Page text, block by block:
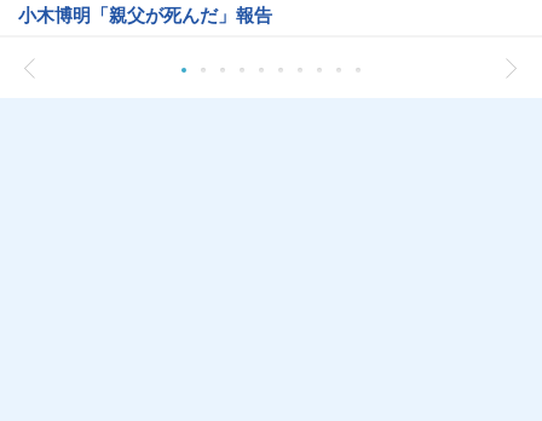
小木博明「親父が死んだ」報告